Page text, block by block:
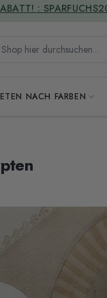
hier durchsuchen...
NACH FARBEN